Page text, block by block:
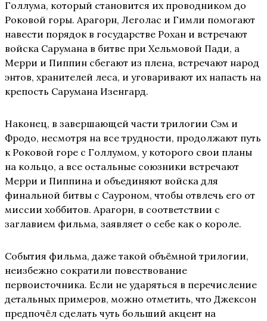
Голлума, который становится их проводником до
Роковой горы. Арагорн, Леголас и Гимли помогают
навести порядок в государстве Рохан и встречают
войска Сарумана в битве при Хельмовой Пади, а
Мерри и Пиппин сбегают из плена, встречают народ
энтов, хранителей леса, и уговаривают их напасть на
крепость Сарумана Изенгард.
Наконец, в завершающей части трилогии Сэм и
Фродо, несмотря на все трудности, продолжают путь
к Роковой горе с Голлумом, у которого свои планы
на кольцо, а все остальные союзники встречают
Мерри и Пиппина и объединяют войска для
финальной битвы с Сауроном, чтобы отвлечь его от
миссии хоббитов. Арагорн, в соответствии с
заглавием фильма, заявляет о себе как о короле.
События фильма, даже такой объёмной трилогии,
неизбежно сократили повествование
первоисточника. Если не ударяться в перечисление
детальных примеров, можно отметить, что Джексон
предпочёл сделать чуть больший акцент на